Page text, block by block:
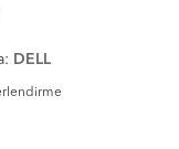
DELL